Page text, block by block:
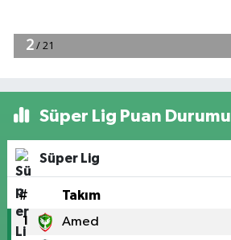
Süper Lig Puan Durumu
Süper Lig
# Takım
1 Amed